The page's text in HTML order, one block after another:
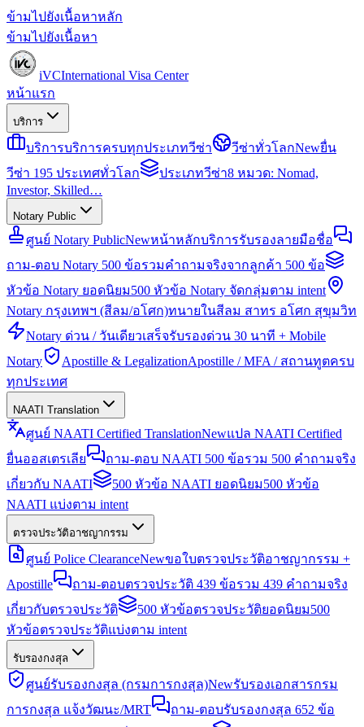
ข้ามไปยังเนื้อหาหลัก
ข้ามไปยังเนื้อหา
iVCInternational Visa Center
หน้าแรก
บริการ
บริการบริการครบทุกประเภทวีซ่า วีซ่าทั่วโลกNewยื่น
วีซ่า 195 ประเทศทั่วโลก
ประเภทวีซ่า8 หมวด: Nomad,
Investor, Skilled…
Notary Public
ศูนย์ Notary PublicNewหน้าหลักบริการรับรองลายมือชื่อ
ถาม-ตอบ Notary 500 ข้อรวมคำถามจริงจากลูกค้า 500 ข้อ
หัวข้อ Notary ยอดนิยม500 หัวข้อ Notary จัดกลุ่มตาม intent
Notary กรุงเทพฯ (สีลม/อโศก)ทนายในสีลม สาทร อโศก สุขุมวิท
Notary ด่วน / วันเดียวเสร็จรับรองด่วน 30 นาที + Mobile
Notary
Apostille & LegalizationApostille / MFA / สถานทูตครบ
ทุกประเทศ
NAATI Translation
ศูนย์ NAATI Certified TranslationNewแปล NAATI Certified
ยื่นออสเตรเลีย
ถาม-ตอบ NAATI 500 ข้อรวม 500 คำถามจริง
เกี่ยวกับ NAATI
500 หัวข้อ NAATI ยอดนิยม500 หัวข้อ
NAATI แบ่งตาม intent
ตรวจประวัติอาชญากรรม
ศูนย์ Police ClearanceNewขอใบตรวจประวัติอาชญากรรม +
Apostille
ถาม-ตอบตรวจประวัติ 439 ข้อรวม 439 คำถามจริง
เกี่ยวกับตรวจประวัติ
500 หัวข้อตรวจประวัติยอดนิยม500
หัวข้อตรวจประวัติแบ่งตาม intent
รับรองกงสุล
ศูนย์รับรองกงสุล (กรมการกงสุล)Newรับรองเอกสารกรม
การกงสุล แจ้งวัฒนะ/MRT
ถาม-ตอบรับรองกงสุล 652 ข้อ